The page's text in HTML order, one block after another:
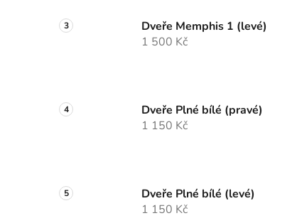
Dveře Memphis 1 (levé)
1 500 Kč
Dveře Plné bílé (pravé)
1 150 Kč
Dveře Plné bílé (levé)
1 150 Kč